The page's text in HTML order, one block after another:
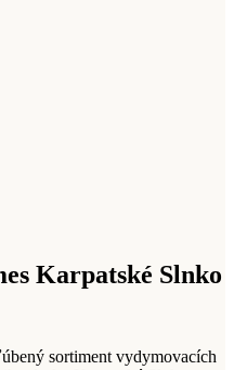
Karpatské Slnko
sortiment vydymovacích